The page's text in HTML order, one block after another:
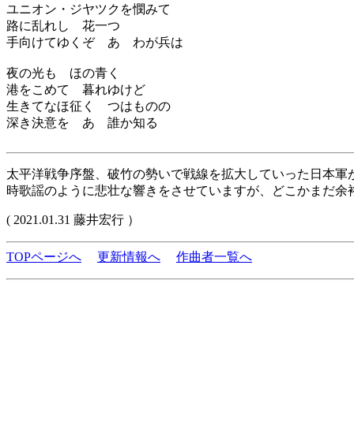
ユニオン・ジヤツクを憫みて
路に乱れし 花一つ
手向けてゆくぞ あゝわが兵は
夜の光も ほの青く
港をこめて 暮れゆけど
生きてなほ征く つはものの
深き決意を あゝ誰か知る
太平洋戦争序盤、破竹の勢いで戦線を拡大していった日本
時歌謡のように悲壮な響きをさせていますが、どこかまだ余
( 2021.01.31 藤井宏行 ）
TOPページへ 更新情報へ 作曲者一覧へ